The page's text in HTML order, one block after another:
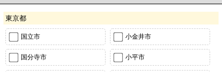
東京都
国立市 小金井市
国分寺市 小平市